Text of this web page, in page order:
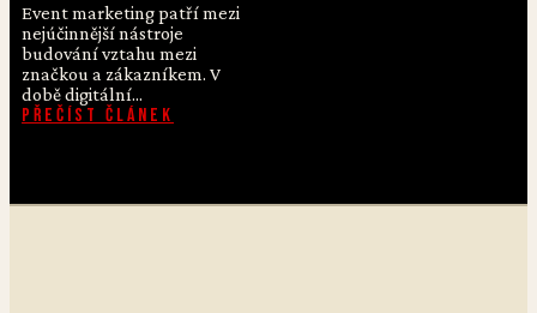
Event marketing patří mezi
nejúčinnější nástroje
budování vztahu mezi
značkou a zákazníkem. V
době digitální...
Přečíst článek